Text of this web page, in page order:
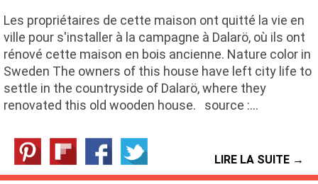
Les propriétaires de cette maison ont quitté la vie en
ville pour s'installer à la campagne à Dalarö, où ils ont
rénové cette maison en bois ancienne. Nature color in
Sweden The owners of this house have left city life to
settle in the countryside of Dalarö, where they
renovated this old wooden house. source :…
LIRE LA SUITE →